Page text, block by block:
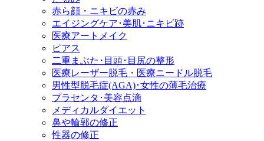
赤ら顔・ニキビの赤み
エイジングケア･美肌･ニキビ跡
医療アートメイク
ピアス
二重まぶた･目頭･目尻の整形
医療レーザー脱毛・医療ニードル脱毛
男性型脱毛症(AGA)･女性の薄毛治療
プラセンタ･美容点滴
メディカルダイエット
鼻や輪郭の修正
性器の修正